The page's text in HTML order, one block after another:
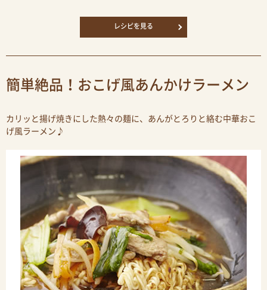
レシピを見る
簡単絶品！おこげ風あんかけラーメン
カリッと揚げ焼きにした熱々の麺に、あんがとろりと絡む中華おこ
げ風ラーメン♪